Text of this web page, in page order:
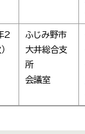
2
ふじみ野市
大井総合支
所
会議室